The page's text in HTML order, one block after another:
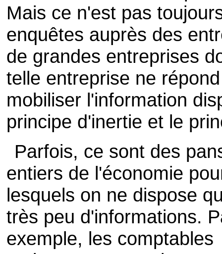
Mais ce n'est pas
enquêtes auprès des
de grandes entreprises
telle entreprise ne
mobiliser l'information
principe d'inertie et le
Parfois, ce sont des
entiers de l'économie
lesquels on ne dispose
très peu d'informations.
exemple, les comptables